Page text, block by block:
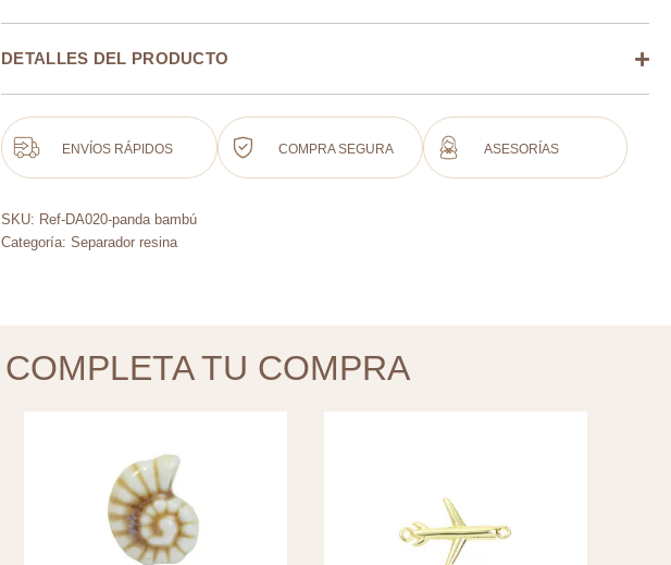
DETALLES DEL PRODUCTO
ENVÍOS RÁPIDOS COMPRA SEGURA ASESORÍAS
SKU: Ref-DA020-panda bambú
Categoría:Separador resina
COMPLETA TU COMPRA